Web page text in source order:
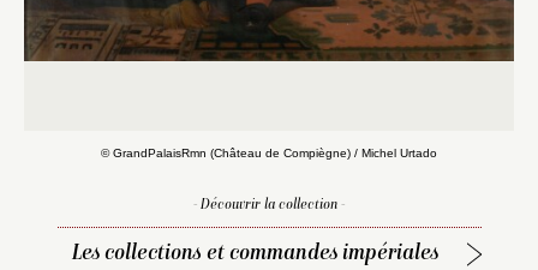
© GrandPalaisRmn (Château de Compiègne) / Michel Urtado
- Découvrir la collection -
Les collections et commandes impériales